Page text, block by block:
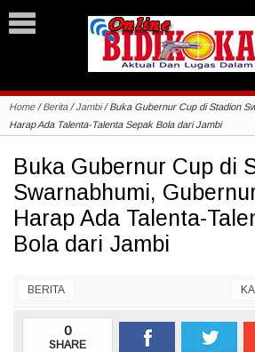
Home/Berita/Jambi/Buka Gubernur Cup di Stadion
Harap Ada Talenta-Talenta Sepak Bola dari Jambi
Buka Gubernur Cup di
Swarnabhumi,
Harap Ada Talenta-
Bola dari Jambi
BERITA
0
SHARE